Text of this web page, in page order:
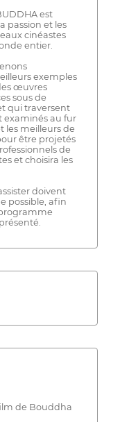
est
passion et les
cinéastes
entier.
exemples
œuvres
sous de
qui traversent
examinés au fur
les meilleurs de
être projetés
de
et choisira les
doivent
possible, afin
de Bouddha